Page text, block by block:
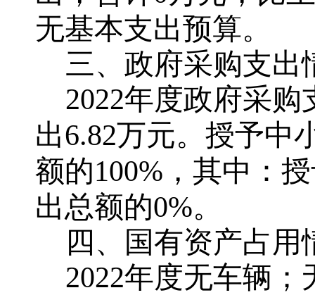
无基本支出预算。
三、政府采购支出
2022年度政府采
出6.82万元。授予中
额的100%，其中：
出总额的0%。
四、国有资产占用
2022年度无车辆